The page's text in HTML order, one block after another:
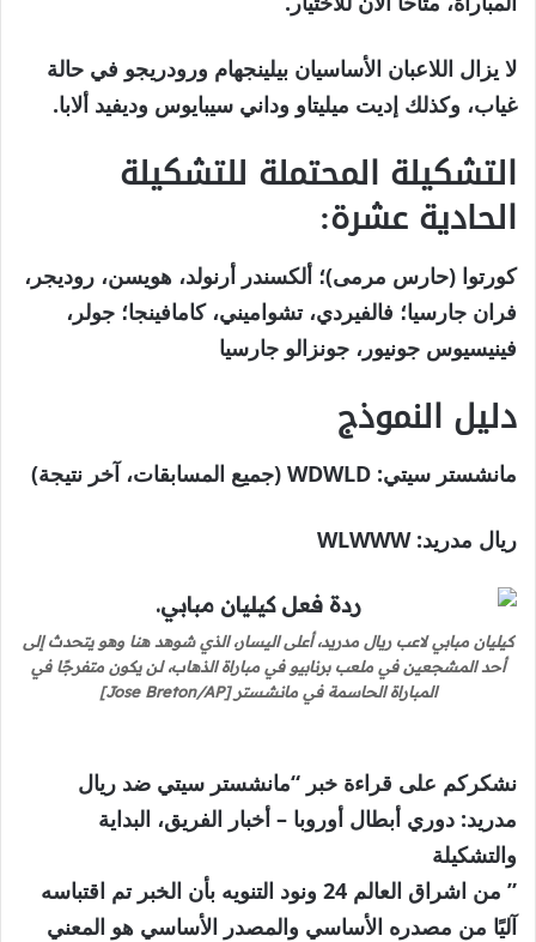
لا يزال اللاعبان الأساسيان بيلينجهام ورودريجو في حالة
غياب، وكذلك إديت ميليتاو وداني سيبايوس وديفيد ألابا.
التشكيلة المحتملة للتشكيلة
الحادية عشرة:
كورتوا (حارس مرمى)؛ ألكسندر أرنولد، هويسن، روديجر،
فران جارسيا؛ فالفيردي، تشواميني، كامافينجا؛ جولر،
فينيسيوس جونيور، جونزالو جارسيا
دليل النموذج
مانشستر سيتي:
ريال مدريد: WLWWW
كيليان مبابي لاعب ريال مدريد، أعلى اليسار، الذي شوهد هنا وهو يتحدث إلى
أحد المشجعين في ملعب برنابيو في مباراة الذهاب، لن يكون متفرجًا في
المباراة الحاسمة في مانشستر [Jose Breton/AP]
نشكركم على قراءة خبر “مانشستر سيتي ضد ريال
مدريد: دوري أبطال أوروبا – أخبار الفريق، البداية
والتشكيلة
” من اشراق العالم 24 ونود التنويه بأن الخبر تم اقتباسه
آليًا من مصدره الأساسي والمصدر الأساسي هو المعني